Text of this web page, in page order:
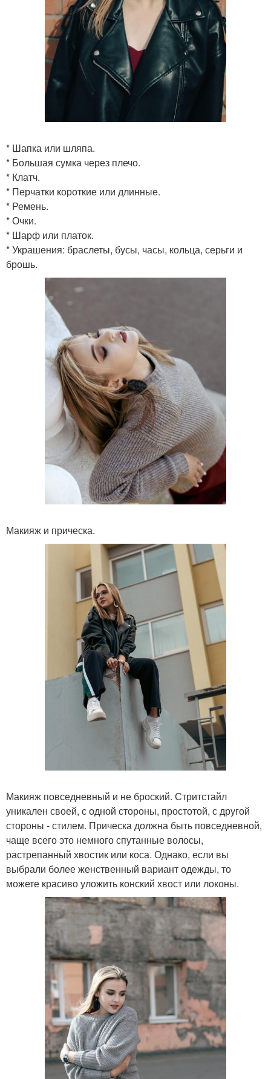
* Шапка или шляпа.
* Большая сумка через плечо.
* Клатч.
* Перчатки короткие или длинные.
* Ремень.
* Очки.
* Шарф или платок.
* Украшения: браслеты, бусы, часы, кольца, серьги и
брошь.
Макияж и прическа.
Макияж повседневный и не броский. Стритстайл
уникален своей, с одной стороны, простотой, с другой
стороны - стилем. Прическа должна быть повседневной,
чаще всего это немного спутанные волосы,
растрепанный хвостик или коса. Однако, если вы
выбрали более женственный вариант одежды, то
можете красиво уложить конский хвост или локоны.